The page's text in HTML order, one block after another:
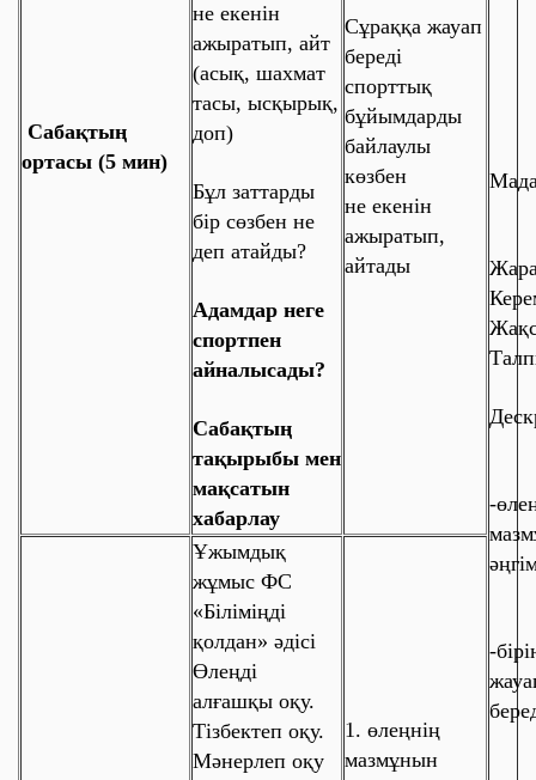
Сабақтың
ортасы (5 мин)
не екенін
ажыратып, айт
(асық, шахмат
тасы, ысқырық,
доп)
Бұл заттарды
бір сөзбен не
деп атайды?
Адамдар неге
спортпен
айналысады?
Сабақтың
тақырыбы мен
мақсатын
хабарлау
Сұраққа жауап
береді
спорттық
бұйымдарды
байлаулы
көзбен
не екенін
ажыратып,
айтады
-
-
Ұжымдық
жұмыс ФС
«Біліміңді
қолдан» әдісі
Өлеңді
алғашқы оқу.
Тізбектеп оқу.
Мәнерлеп оқу
1. өлеңнің
мазмұнын